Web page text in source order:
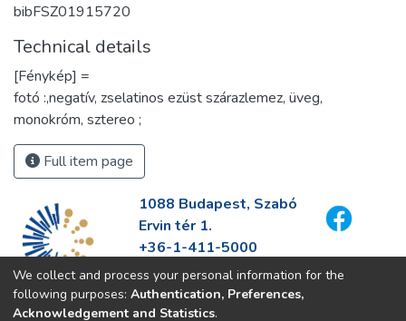
bibFSZ01915720
Technical details
[Fénykép] =
fotó :,negatív, zselatinos ezüst szárazlemez, üveg,
monokróm, sztereo ;
Full item page
1088 Budapest, Szabó
Ervin tér 1.
+36-1-411-5000
info@fszek.hu
https://fszek.hu
We collect and process your personal information for the
following purposes: Authentication, Preferences,
Acknowledgement and Statistics.